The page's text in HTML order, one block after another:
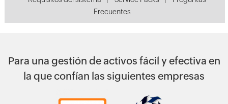
Frecuentes
Para una gestión de activos fácil y efectiva en
la que confían las siguientes empresas